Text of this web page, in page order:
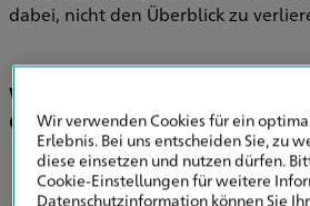
dabei, nicht den Überblick zu
Warum benötigt mein
Cyber Versicherung?
Wir verwenden Cookies für ein
Erlebnis. Bei uns entscheiden Sie, zu
diese einsetzen und nutzen dürfen.
Cookie-Einstellungen für weitere
Datenschutzinformation können Sie